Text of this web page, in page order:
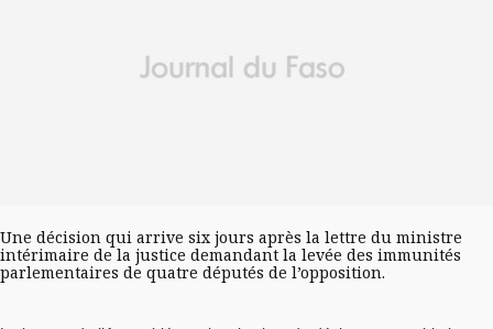
Une décision qui arrive six jours après la lettre du ministre
intérimaire de la justice demandant la levée des immunités
parlementaires de quatre députés de l’opposition.